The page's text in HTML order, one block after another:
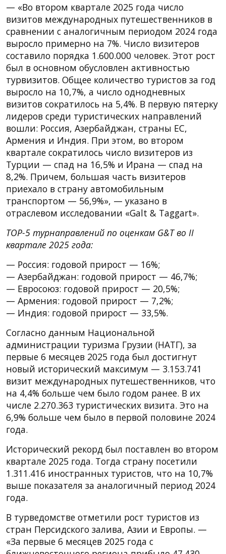
— «Во втором квартале 2025 года число
визитов международных путешественников в
сравнении с аналогичным периодом 2024 года
выросло примерно на 7%. Число визитеров
составило порядка 1.600.000 человек. Этот рост
был в основном обусловлен активностью
турвизитов. Общее количество туристов за год
выросло на 10,7%, а число однодневных
визитов сократилось на 5,4%. В первую пятерку
лидеров среди туристических направлений
вошли: Россия, Азербайджан, страны ЕС,
Армения и Индия. При этом, во втором
квартале сократилось число визитеров из
Турции — спад на 16,5% и Ирана — спад на
8,2%. Причем, большая часть визитеров
приехало в страну автомобильным
транспортом — 56,9%», — указано в
отраслевом исследовании «Galt & Taggart».
TOP-5 турнаправлений по оценкам G&T во II
квартале 2025 года:
— Россия: годовой прирост — 16%;
— Азербайджан: годовой прирост — 46,7%;
— Евросоюз: годовой прирост — 20,5%;
— Армения: годовой прирост — 7,2%;
— Индия: годовой прирост — 33,5%.
Согласно данным Национальной
администрации туризма Грузии (НАТГ), за
первые 6 месяцев 2025 года был достигнут
новый исторический максимум — 3.153.741
визит международных путешественников, что
на 4,4% больше чем было годом ранее. В их
числе 2.270.363 туристических визита. Это на
6,9% больше чем было в первой половине 2024
года.
Исторический рекорд был поставлен во втором
квартале 2025 года. Тогда страну посетили
1.311.416 иностранных туристов, что на 10,7%
выше показателя за аналогичный период 2024
года.
В турведомстве отметили рост туристов из
стран Персидского залива, Азии и Европы. —
«За первые 6 месяцев 2025 года с